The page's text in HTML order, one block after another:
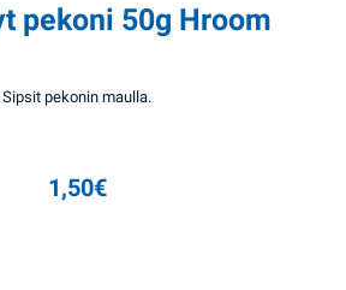
pekoni 50g Hroom
Sipsit pekonin maulla.
1,50€